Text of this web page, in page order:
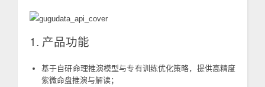
1. 产品功能
基于自研命理推演模型与专有训练优化策略，提供高精度
紫微命盘推演与解读；